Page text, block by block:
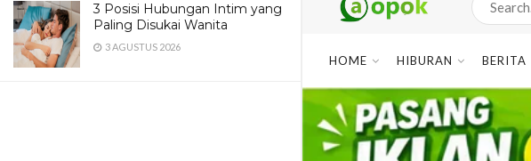
3 Posisi Hubungan Intim yang
Paling Disukai Wanita
3 AGUSTUS 2026
HOME HIBURAN BERITA